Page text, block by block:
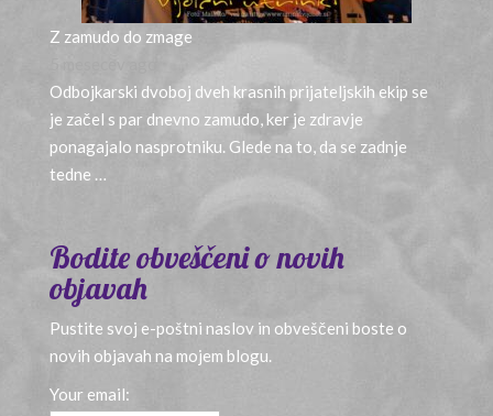
Z zamudo do zmage
Odbojkarski dvoboj dveh krasnih prijateljskih ekip se
je začel s par dnevno zamudo, ker je zdravje
ponagajalo nasprotniku. Glede na to, da se zadnje
tedne …
Bodite obveščeni o novih
objavah
Pustite svoj e-poštni naslov in obveščeni boste o
novih objavah na mojem blogu.
Your email: